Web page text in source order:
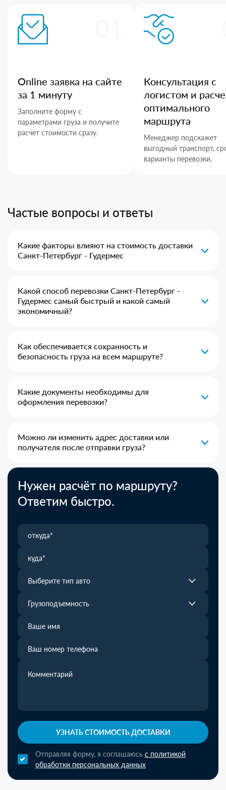
Online заявка на сайте
за 1 минуту
Заполните форму с
параметрами груза и получите
расчет стоимости сразу.
Консультация с
логистом и
оптимального
маршрута
Менеджер подскажет
выгодный транспорт,
варианты перевозки.
Частые вопросы и ответы
Какие факторы влияют на стоимость доставки
Санкт-Петербург - Гудермес
Какой способ перевозки Санкт-Петербург -
Гудермес самый быстрый и какой самый
экономичный?
Как обеспечивается сохранность и
безопасность груза на всем маршруте?
Какие документы необходимы для
оформления перевозки?
Можно ли изменить адрес доставки или
получателя после отправки груза?
Нужен расчёт по маршруту?
Ответим быстро.
Выберите тип авто
Грузоподъемность
УЗНАТЬ СТОИМОСТЬ ДОСТАВКИ
Отправляя форму, я соглашаюсь с политикой
обработки персональных данных